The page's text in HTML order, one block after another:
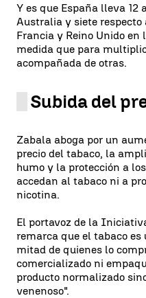
Y es que España lleva 12
Australia y siete respecto
Francia y Reino Unido en
medida que para
acompañada de otras.
Subida del
Zabala aboga por un
precio del tabaco, la
humo y la protección a
accedan al tabaco ni a
nicotina.
El portavoz de la
remarca que el tabaco
mitad de quienes lo
comercializado ni
producto normalizado
venenoso".